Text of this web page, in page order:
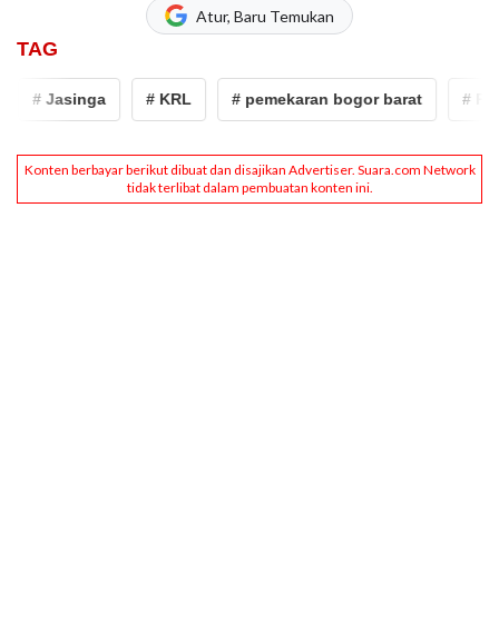
Atur, Baru Temukan
TAG
# Jasinga # KRL # pemekaran bogor barat # Rudy